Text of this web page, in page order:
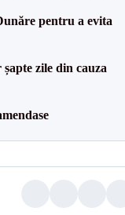
pentru a evita
zile din cauza